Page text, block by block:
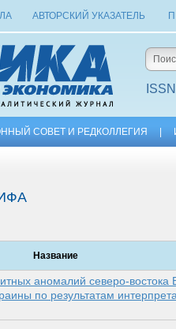
АВТОРСКИЙ УКАЗАТЕЛЬ
СОВЕТ И РЕДКОЛЛЕГИЯ
Название
аномалий северо-востока
по результатам